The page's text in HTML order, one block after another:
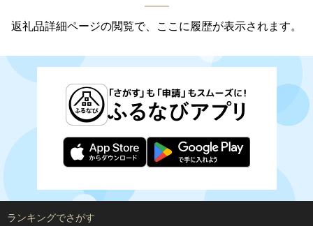
返礼品詳細ページの閲覧で、ここに履歴が表示されます。
ランキングでさがす